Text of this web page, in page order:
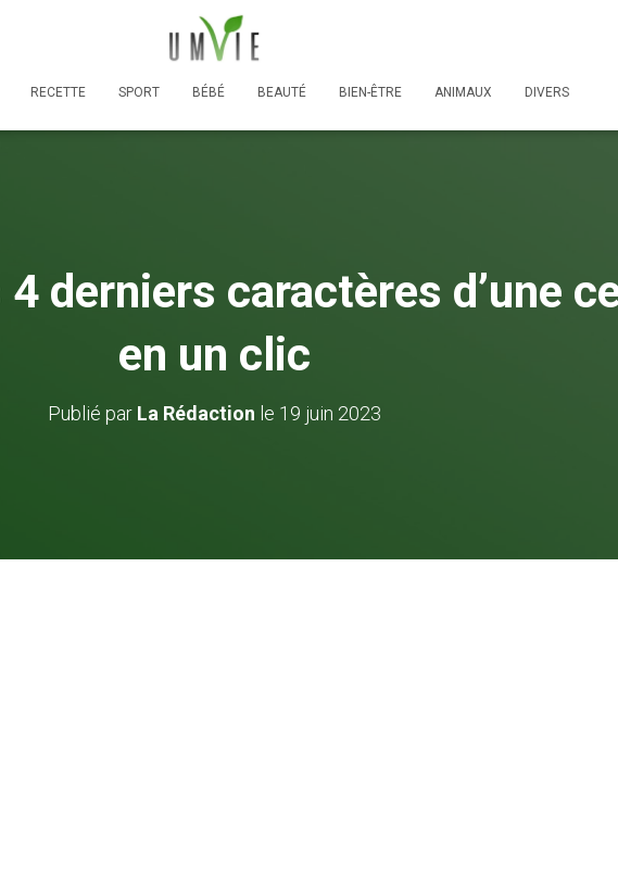
RECETTE SPORT BÉBÉ BEAUTÉ BIEN-ÊTRE ANIMAUX DIVERS
derniers caractères d’une
en un clic
Publié par La Rédaction le 19 juin 2023